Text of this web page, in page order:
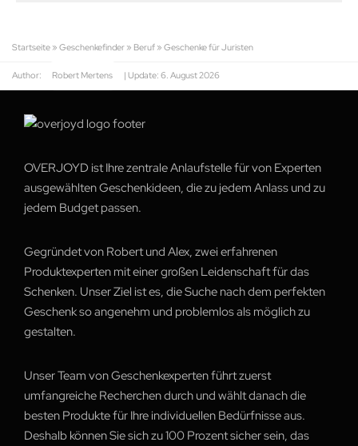
Startseite » Geschenkefinder » Beruf » Geschenke für Juristen
Author: Robert Mertens | Update: 6. August 2026
OVERJOYD ist Ihre zentrale Anlaufstelle für von Experten
ausgewählten Geschenkideen, die zu jedem Anlass und zu
jedem Budget passen.
Gegründet von Robert und Alex, zwei erfahrenen
Produktexperten mit einer großen Leidenschaft für das
Schenken. Unser Ziel ist es, die Suche nach dem perfekten
Geschenk so angenehm und problemlos als möglich zu
gestalten.
Unser Team von Geschenkexperten führt zuerst
umfangreiche Recherchen durch und wählt danach die
besten Produkte für Ihre individuellen Bedürfnisse aus.
Deshalb können Sie sich zu 100 Prozent sicher sein, das